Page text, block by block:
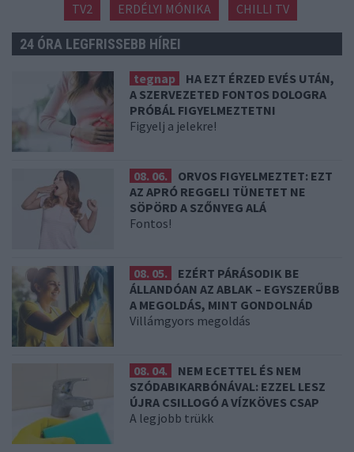
TV2 ERDÉLYI MÓNIKA CHILLI TV
24 ÓRA LEGFRISSEBB HÍREI
tegnap
HA EZT ÉRZED EVÉS UTÁN,
A SZERVEZETED FONTOS DOLOGRA
PRÓBÁL FIGYELMEZTETNI
Figyelj a jelekre!
08. 06.
ORVOS FIGYELMEZTET: EZT
AZ APRÓ REGGELI TÜNETET NE
SÖPÖRD A SZŐNYEG ALÁ
Fontos!
08. 05.
EZÉRT PÁRÁSODIK BE
ÁLLANDÓAN AZ ABLAK – EGYSZERŰBB
A MEGOLDÁS, MINT GONDOLNÁD
Villámgyors megoldás
08. 04.
NEM ECETTEL ÉS NEM
SZÓDABIKARBÓNÁVAL: EZZEL LESZ
ÚJRA CSILLOGÓ A VÍZKÖVES CSAP
A legjobb trükk